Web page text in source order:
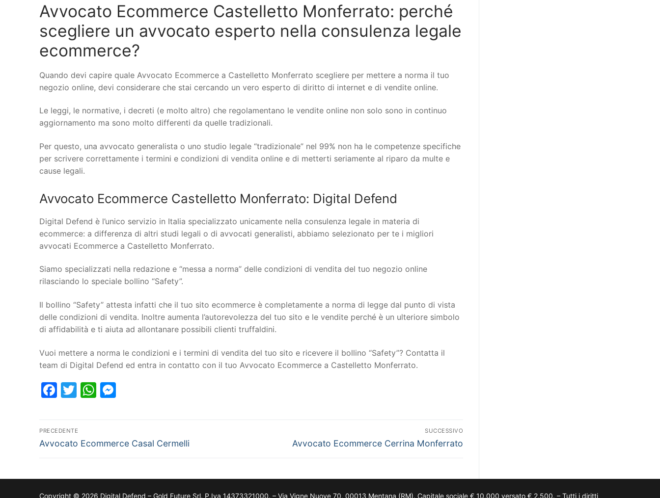
Avvocato Ecommerce Castelletto Monferrato: perché
scegliere un avvocato esperto nella consulenza legale
ecommerce?
Quando devi capire quale Avvocato Ecommerce a Castelletto Monferrato scegliere per mettere a norma il tuo
negozio online, devi considerare che stai cercando un vero esperto di diritto di internet e di vendite online.
Le leggi, le normative, i decreti (e molto altro) che regolamentano le vendite online non solo sono in continuo
aggiornamento ma sono molto differenti da quelle tradizionali.
Per questo, una avvocato generalista o uno studio legale “tradizionale” nel 99% non ha le competenze specifiche
per scrivere correttamente i termini e condizioni di vendita online e di metterti seriamente al riparo da multe e
cause legali.
Avvocato Ecommerce Castelletto Monferrato: Digital Defend
Digital Defend è l’unico servizio in Italia specializzato unicamente nella consulenza legale in materia di
ecommerce: a differenza di altri studi legali o di avvocati generalisti, abbiamo selezionato per te i migliori
avvocati Ecommerce a Castelletto Monferrato.
Siamo specializzati nella redazione e “messa a norma” delle condizioni di vendita del tuo negozio online
rilasciando lo speciale bollino “Safety”.
Il bollino “Safety” attesta infatti che il tuo sito ecommerce è completamente a norma di legge dal punto di vista
delle condizioni di vendita. Inoltre aumenta l’autorevolezza del tuo sito e le vendite perché è un ulteriore simbolo
di affidabilità e ti aiuta ad allontanare possibili clienti truffaldini.
Vuoi mettere a norma le condizioni e i termini di vendita del tuo sito e ricevere il bollino “Safety”? Contatta il
team di Digital Defend ed entra in contatto con il tuo Avvocato Ecommerce a Castelletto Monferrato.
Facebook
TwitterWhatsApp
PRECEDENTE
Avvocato Ecommerce Casal Cermelli
SUCCESSIVO
Avvocato Ecommerce Cerrina Monferrato
Copyright © 2026 Digital Defend – Gold Future Srl. P.Iva 14373321000. – Via Vigne Nuove 70, 00013 Mentana (RM). Capitale sociale € 10.000 versato € 2.500. – Tutti i diritti